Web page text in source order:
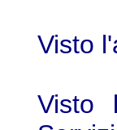
Visto
Visto